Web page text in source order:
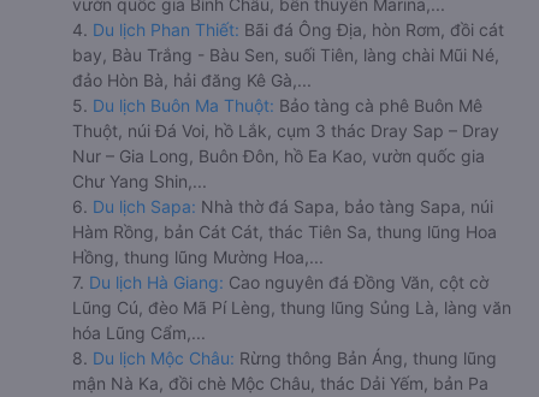
vườn quốc gia Bình Châu, bến thuyền Marina,...
4. Du lịch Phan Thiết: Bãi đá Ông Địa, hòn Rơm, đồi cát
bay, Bàu Trắng - Bàu Sen, suối Tiên, làng chài Mũi Né,
đảo Hòn Bà, hải đăng Kê Gà,...
5. Du lịch Buôn Ma Thuột: Bảo tàng cà phê Buôn Mê
Thuột, núi Đá Voi, hồ Lắk, cụm 3 thác Dray Sap – Dray
Nur – Gia Long, Buôn Đôn, hồ Ea Kao, vườn quốc gia
Chư Yang Shin,...
6. Du lịch Sapa: Nhà thờ đá Sapa, bảo tàng Sapa, núi
Hàm Rồng, bản Cát Cát, thác Tiên Sa, thung lũng Hoa
Hồng, thung lũng Mường Hoa,...
7. Du lịch Hà Giang: Cao nguyên đá Đồng Văn, cột cờ
Lũng Cú, đèo Mã Pí Lèng, thung lũng Sủng Là, làng văn
hóa Lũng Cẩm,...
8. Du lịch Mộc Châu: Rừng thông Bản Áng, thung lũng
mận Nà Ka, đồi chè Mộc Châu, thác Dải Yếm, bản Pa